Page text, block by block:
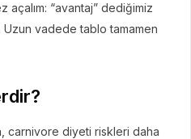
“avantaj” dediğimiz
vadede tablo tamamen
carnivore diyeti riskleri daha